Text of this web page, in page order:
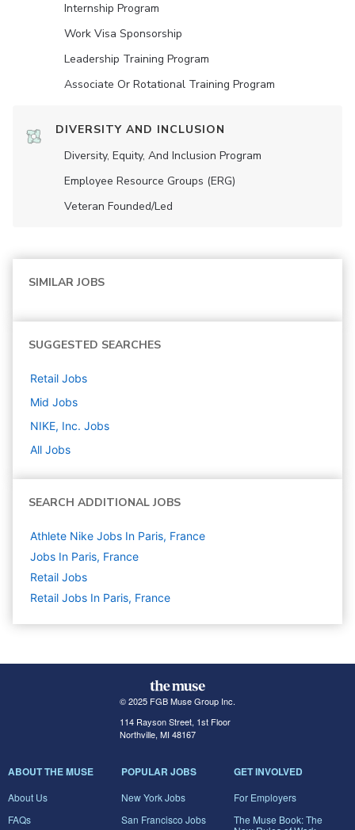
Internship Program
Work Visa Sponsorship
Leadership Training Program
Associate Or Rotational Training Program
DIVERSITY AND INCLUSION
Diversity, Equity, And Inclusion Program
Employee Resource Groups (ERG)
Veteran Founded/led
SIMILAR JOBS
SUGGESTED SEARCHES
Retail Jobs
Mid Jobs
NIKE, Inc. Jobs
All Jobs
SEARCH ADDITIONAL JOBS
Athlete Nike Jobs In Paris, France
Jobs In Paris, France
Retail Jobs
Retail Jobs In Paris, France
© 2025 FGB Muse Group Inc.
114 Rayson Street, 1st Floor
Northville, MI 48167
ABOUT THE MUSE
About Us
FAQs
POPULAR JOBS
New York Jobs
San Francisco Jobs
GET INVOLVED
For Employers
The Muse Book: The